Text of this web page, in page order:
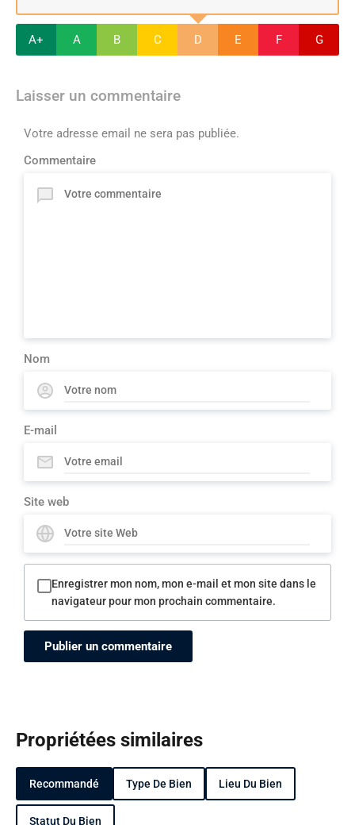
A+ A B C D E F G
Laisser un commentaire
Votre adresse email ne sera pas publiée.
Commentaire
Nom
E-mail
Site web
Enregistrer mon nom, mon e-mail et mon site dans le
navigateur pour mon prochain commentaire.
Propriétées similaires
Recommandé Type De Bien Lieu Du Bien
Statut Du Bien